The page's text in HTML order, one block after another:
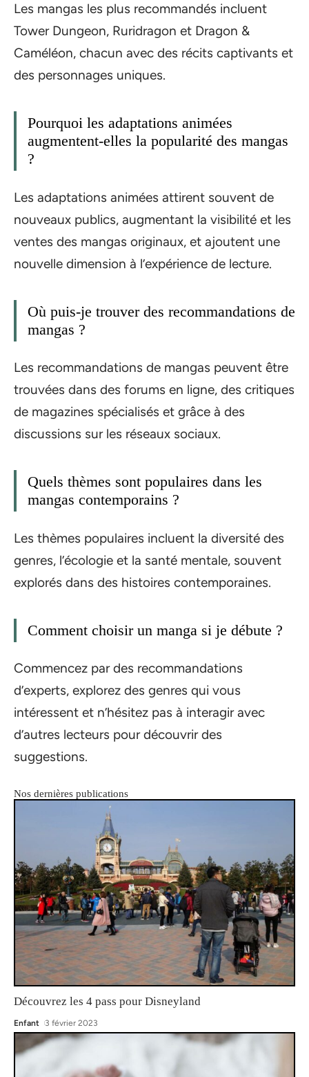
Les mangas les plus recommandés incluent
Tower Dungeon, Ruridragon et Dragon &
Caméléon, chacun avec des récits captivants et
des personnages uniques.
Pourquoi les adaptations animées
augmentent-elles la popularité des mangas
?
Les adaptations animées attirent souvent de
nouveaux publics, augmentant la visibilité et les
ventes des mangas originaux, et ajoutent une
nouvelle dimension à l’expérience de lecture.
Où puis-je trouver des recommandations de
mangas ?
Les recommandations de mangas peuvent être
trouvées dans des forums en ligne, des critiques
de magazines spécialisés et grâce à des
discussions sur les réseaux sociaux.
Quels thèmes sont populaires dans les
mangas contemporains ?
Les thèmes populaires incluent la diversité des
genres, l’écologie et la santé mentale, souvent
explorés dans des histoires contemporaines.
Comment choisir un manga si je débute ?
Commencez par des recommandations
d’experts, explorez des genres qui vous
intéressent et n’hésitez pas à interagir avec
d’autres lecteurs pour découvrir des
suggestions.
Nos dernières publications
Découvrez les 4 pass pour Disneyland
Enfant 3 février 2023